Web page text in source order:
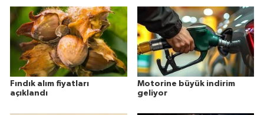
Fındık alım fiyatları
açıklandı
Motorine büyük indirim
geliyor